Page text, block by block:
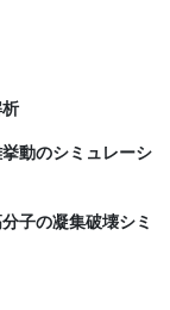
動のシミュレーシ
子の凝集破壊シミ